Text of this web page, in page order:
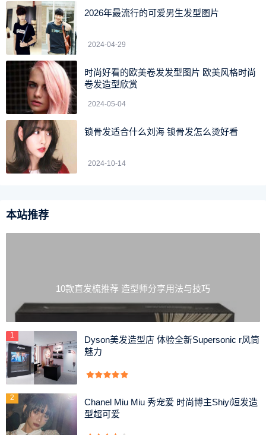
第四步：扭转发束紧贴下层头发，再用黑色小发夹固定
好。
第五步：发束尾部扭转成小发髻，用黑色发卡向上固定
住，就可以完成这款低盘发发型了。
不用橡皮筋扎头发的方法就介绍到这里了，是不是这招超
级的管用呢?
2026年最流行的可爱男生发型图片
2024-04-29
时尚好看的欧美卷发发型图片 欧美风格时尚
卷发造型欣赏
2024-05-04
锁骨发适合什么刘海 锁骨发怎么烫好看
2024-10-14
本站推荐
10款直发梳推荐 造型师分享用法与技巧
1
Dyson美发造型店 体验全新Supersonic r风筒
魅力
2
Chanel Miu Miu 秀宠爱 时尚博主Shiyi短发造
型超可爱